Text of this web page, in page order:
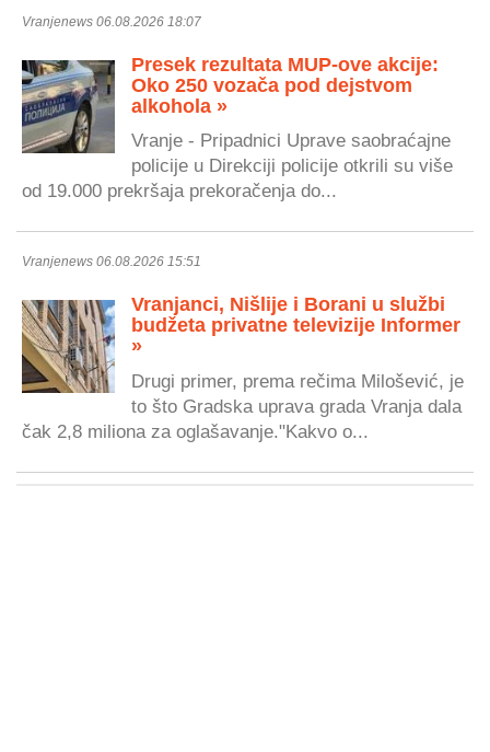
Vranjenews 06.08.2026 18:07
Presek rezultata MUP-ove akcije:
Oko 250 vozača pod dejstvom
alkohola »
Vranje - Pripadnici Uprave saobraćajne
policije u Direkciji policije otkrili su više
od 19.000 prekršaja prekoračenja do...
Vranjenews 06.08.2026 15:51
Vranjanci, Nišlije i Borani u službi
budžeta privatne televizije Informer
»
Drugi primer, prema rečima Milošević, je
to što Gradska uprava grada Vranja dala
čak 2,8 miliona za oglašavanje."Kakvo o...